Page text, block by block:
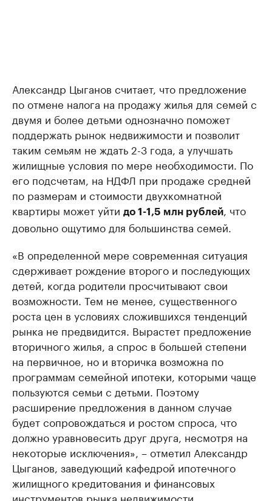
Александр Цыганов считает, что предложение
по отмене налога на продажу жилья для семей с
двумя и более детьми однозначно поможет
поддержать рынок недвижимости и позволит
таким семьям не ждать 2-3 года, а улучшать
жилищные условия по мере необходимости. По
его подсчетам, на НДФЛ при продаже средней
по размерам и стоимости двухкомнатной
квартиры может уйти до 1-1,5 млн рублей, что
довольно ощутимо для большинства семей.
«В определенной мере современная ситуация
сдерживает рождение второго и последующих
детей, когда родители просчитывают свои
возможности. Тем не менее, существенного
роста цен в условиях сложившихся тенденций
рынка не предвидится. Вырастет предложение
вторичного жилья, а спрос в большей степени
на первичное, но и вторичка возможна по
программам семейной ипотеки, которыми чаще
пользуются семьи с детьми. Поэтому
расширение предложения в данном случае
будет сопровождаться и ростом спроса, что
должно уравновесить друг друга, несмотря на
некоторые исключения», – отметил Александр
Цыганов, заведующий кафедрой ипотечного
жилищного кредитования и финансовых
инструментов рынка недвижимости